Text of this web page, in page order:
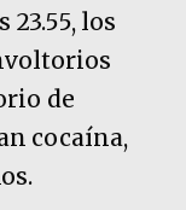
los
de
cocaína,